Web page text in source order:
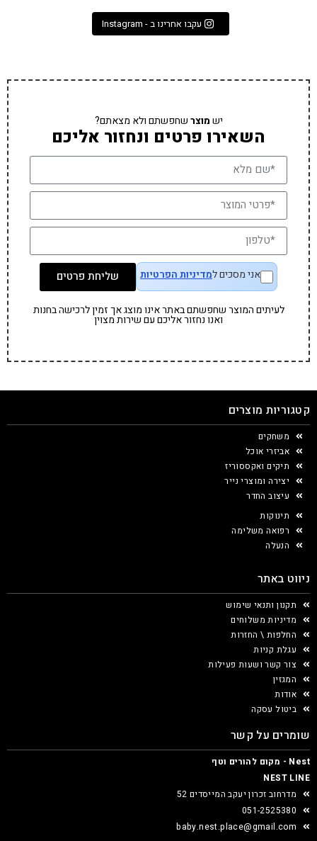
עקבו אחרינו ב - Instagram
ישמוצרשחפשתם ולא מצאתם?
השאירו פרטים ונחזור אליכם
אני מסכים למדיניות הפרטיות שליחת פרטים
לעיתים המוצר שחפשתם באתר אינו מוצג אך זמין לרכישה בחנות
ואנו נחזור אליכם עם שירות מצוין
קטגוריות מוצרים
משחקים
אביזרי אוכל
תיקים ואקססוריז
יצירה ומוצרי נייר
עיצוב החדר
תינוקות
רפואה משלימה
הנעלה
ניווט באתר
תקנון ותנאי שימוש
מדיניות משלוחים
החלפות \ החזרות
עגלת קניות
צור קשר ושעות פעילות
המגזין
אודות
ביטול עסקה
שומרים על קשר
Nest - מקום להורים וטף
NEST LINE
מדרחוב זכרון יעקב המייסדים 52
051-2525380
baby.nest.place@gmail.com